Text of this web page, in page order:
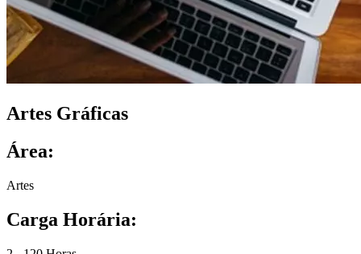
Artes Gráficas
Área:
Artes
Carga Horária: